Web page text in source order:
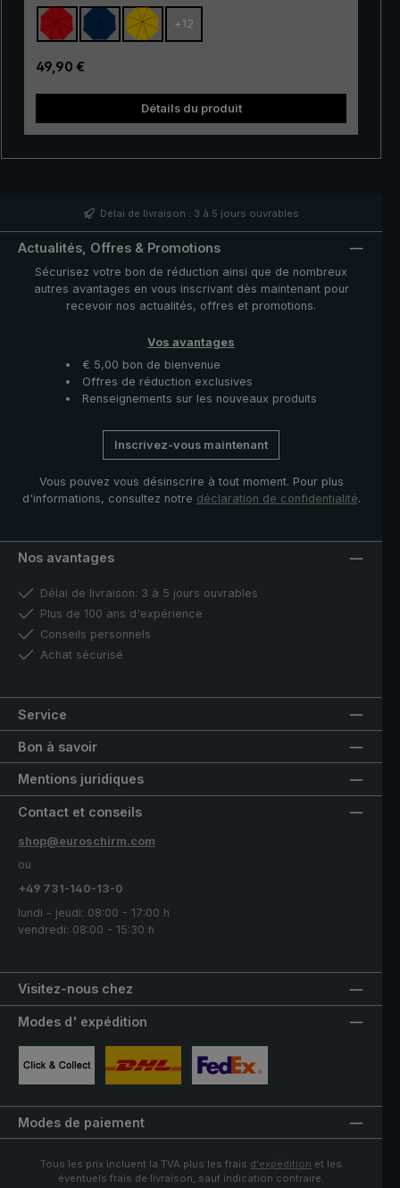
particulièrement bien comme modèle d'entrée de
gamme. Ses baleines à 100 % en fibre de verre sont
très flexible et se distinguent par leur excellente
stabilité et leur finition haut de gamme. Grâce à
l'utilisation de matériaux innovants, le « Swing » est en
outre très léger et peut donc être porté
confortablement à la main. Qu'il s'agisse d'une courte
averse ou d'une pluie persistante, le très populaire
fiable même dans des conditions météorologiques
+ 12
Prix régulier :
49,90 €
Détails du produit
Délai de livraison : 3 à 5 jours ouvrables
Actualités, Offres & Promotions
Sécurisez votre bon de réduction ainsi que de nombreux
autres avantages en vous inscrivant dès maintenant pour
recevoir nos actualités, offres et promotions.
Vos avantages
€ 5,00 bon de bienvenue
Offres de réduction exclusives
Renseignements sur les nouveaux produits
Inscrivez-vous maintenant
Vous pouvez vous désinscrire à tout moment. Pour plus
d'informations, consultez notre déclaration de confidentialité.
Nos avantages
Délai de livraison: 3 à 5 jours ouvrables
Plus de 100 ans d'expérience
Conseils personnels
Achat sécurisé
Service
Bon à savoir
Mentions juridiques
Visitez-nous chez
Contact et conseils
shop@euroschirm.com
ou
+49 731-140-13-0
lundi - jeudi: 08:00 - 17:00 h
vendredi: 08:00 - 15:30 h
Modes d' expédition
Modes de paiement
Tous les prix incluent la TVA plus les frais d'expédition et les
éventuels frais de livraison, sauf indication contraire.